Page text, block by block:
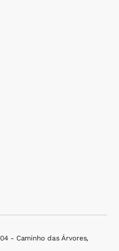
- Caminho das Árvores,